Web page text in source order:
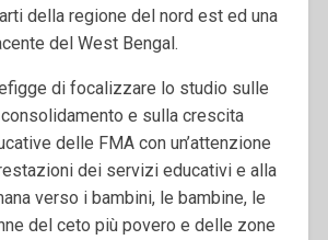
della regione del nord est ed una
del West Bengal.
di focalizzare lo studio sulle
e sulla crescita
delle FMA con un’attenzione
dei servizi educativi e alla
verso i bambini, le bambine, le
del ceto più povero e delle zone